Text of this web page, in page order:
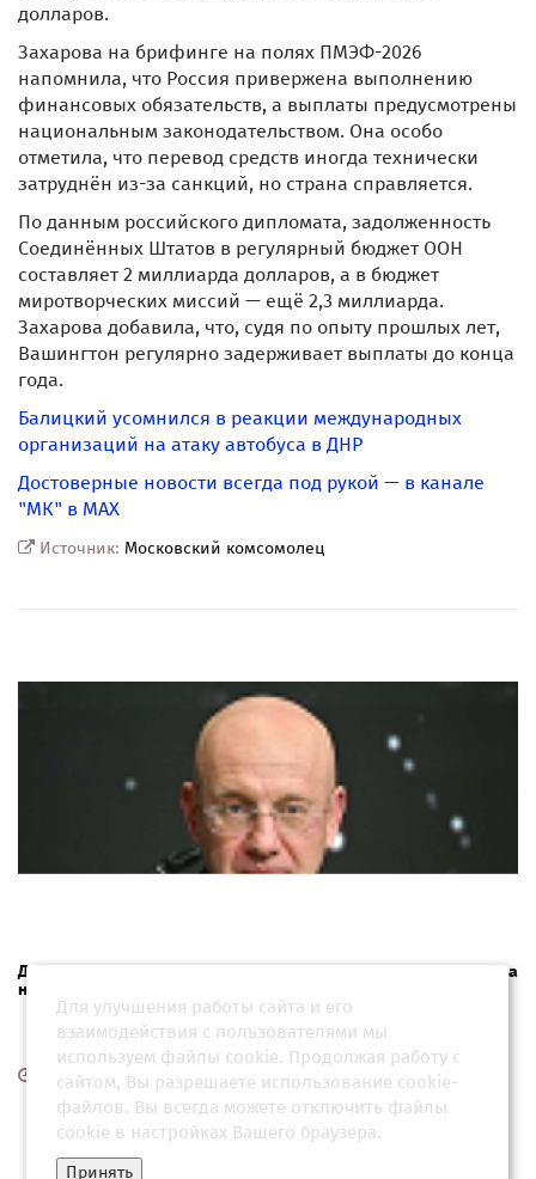
долларов.
Захарова на брифинге на полях ПМЭФ-2026
напомнила, что Россия привержена выполнению
финансовых обязательств, а выплаты предусмотрены
национальным законодательством. Она особо
отметила, что перевод средств иногда технически
затруднён из-за санкций, но страна справляется.
По данным российского дипломата, задолженность
Соединённых Штатов в регулярный бюджет ООН
составляет 2 миллиарда долларов, а в бюджет
миротворческих миссий — ещё 2,3 миллиарда.
Захарова добавила, что, судя по опыту прошлых лет,
Вашингтон регулярно задерживает выплаты до конца
года.
Балицкий усомнился в реакции международных
организаций на атаку автобуса в ДНР
Достоверные новости всегда под рукой — в канале
"МК" в MAX
Источник: Московский комсомолец
Дипломат Алимов: ООН безальтернативна, несмотря на
неэффективность
16 июня 2026, 09:31
Для улучшения работы сайта и его
взаимодействия с пользователями мы
используем файлы cookie. Продолжая работу с
сайтом, Вы разрешаете использование cookie-
файлов. Вы всегда можете отключить файлы
cookie в настройках Вашего браузера.
Принять